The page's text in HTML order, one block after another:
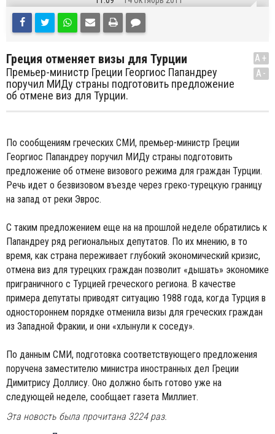
Греция отменяет визы для Турции
Премьер-министр Греции Георгиос Папандреу
поручил МИДу страны подготовить предложение
об отмене виз для Турции.
A+
A-
По сообщениям греческих СМИ, премьер-министр Греции
Георгиос Папандреу поручил МИДу страны подготовить
предложение об отмене визового режима для граждан Турции.
Речь идет о безвизовом въезде через греко-турецкую границу
на запад от реки Эврос.
С таким предложением еще на на прошлой неделе обратились к
Папандреу ряд региональных депутатов. По их мнению, в то
время, как страна переживает глубокий экономический кризис,
отмена виз для турецких граждан позволит «дышать» экономике
приграничного с Турцией греческого региона. В качестве
примера депутаты приводят ситуацию 1988 года, когда Турция в
одностороннем порядке отменила визы для греческих граждан
из Западной Фракии, и они «хлынули к соседу».
По данным СМИ, подготовка соответствующего предложения
поручена заместителю министра иностранных дел Греции
Димитрису Доллису. Оно должно быть готово уже на
следующей неделе, сообщает газета Миллиет.
Эта новость была прочитана 3224 раз.